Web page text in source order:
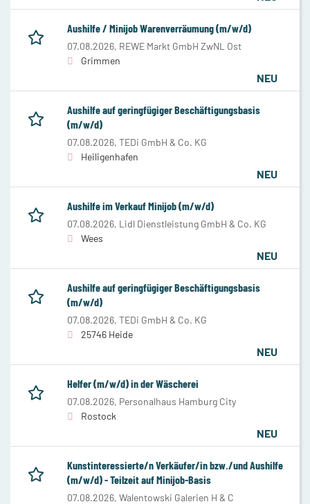
Aushilfe / Minijob Warenverräumung (m/w/d)
07.08.2026, REWE Markt GmbH ZwNL Ost
Grimmen
NEU
Aushilfe auf geringfügiger Beschäftigungsbasis
(m/w/d)
07.08.2026, TEDi GmbH & Co. KG
Heiligenhafen
NEU
Aushilfe im Verkauf Minijob (m/w/d)
07.08.2026, Lidl Dienstleistung GmbH & Co. KG
Wees
NEU
Aushilfe auf geringfügiger Beschäftigungsbasis
(m/w/d)
07.08.2026, TEDi GmbH & Co. KG
25746 Heide
NEU
Helfer (m/w/d) in der Wäscherei
07.08.2026, Personalhaus Hamburg City
Rostock
NEU
Kunstinteressierte/n Verkäufer/in bzw./und Aushilfe
(m/w/d) - Teilzeit auf Minijob-Basis
07.08.2026, Walentowski Galerien H & C